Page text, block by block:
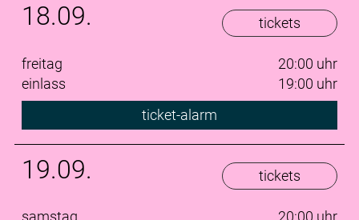
18.09. tickets
freitag
20:00 uhr
einlass
19:00 uhr
ticket-alarm
19.09. tickets